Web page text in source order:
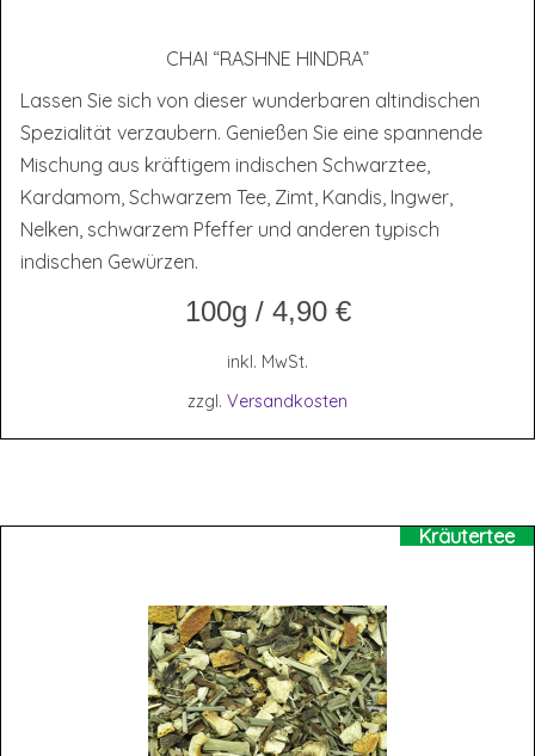
CHAI “RASH­NE HINDRA”
Lassen Sie sich von dieser wunderbaren altindischen
Spezialität verzaubern. Genießen Sie eine spannende
Mischung aus kräftigem indischen Schwarztee,
Kardamom, Schwarzem Tee, Zimt, Kandis, Ingwer,
Nelken, schwarzem Pfeffer und anderen typisch
indischen Gewürzen.
100g / 4,90 €
inkl. MwSt.
zzgl. Versandkosten
Kräutertee